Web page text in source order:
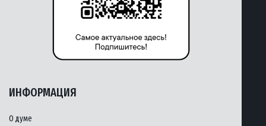
ИНФОРМАЦИЯ
О думе